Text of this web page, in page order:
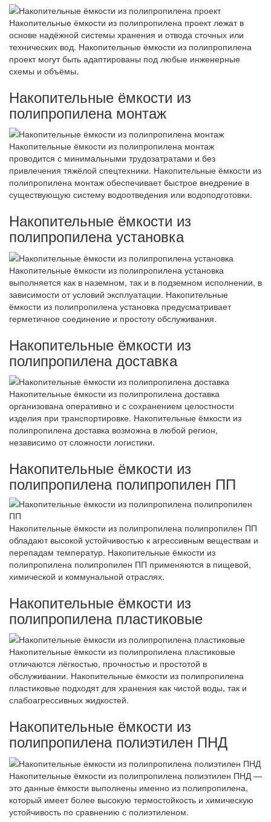
Накопительные ёмкости из полипропилена проект лежат в
основе надёжной системы хранения и отвода сточных или
технических вод. Накопительные ёмкости из полипропилена
проект могут быть адаптированы под любые инженерные
схемы и объёмы.
Накопительные ёмкости из
полипропилена монтаж
Накопительные ёмкости из полипропилена монтаж
проводится с минимальными трудозатратами и без
привлечения тяжёлой спецтехники. Накопительные ёмкости из
полипропилена монтаж обеспечивает быстрое внедрение в
существующую систему водоотведения или водоподготовки.
Накопительные ёмкости из
полипропилена установка
Накопительные ёмкости из полипропилена установка
выполняется как в наземном, так и в подземном исполнении, в
зависимости от условий эксплуатации. Накопительные
ёмкости из полипропилена установка предусматривает
герметичное соединение и простоту обслуживания.
Накопительные ёмкости из
полипропилена доставка
Накопительные ёмкости из полипропилена доставка
организована оперативно и с сохранением целостности
изделия при транспортировке. Накопительные ёмкости из
полипропилена доставка возможна в любой регион,
независимо от сложности логистики.
Накопительные ёмкости из
полипропилена полипропилен ПП
Накопительные ёмкости из полипропилена полипропилен ПП
обладают высокой устойчивостью к агрессивным веществам и
перепадам температур. Накопительные ёмкости из
полипропилена полипропилен ПП применяются в пищевой,
химической и коммунальной отраслях.
Накопительные ёмкости из
полипропилена пластиковые
Накопительные ёмкости из полипропилена пластиковые
отличаются лёгкостью, прочностью и простотой в
обслуживании. Накопительные ёмкости из полипропилена
пластиковые подходят для хранения как чистой воды, так и
слабоагрессивных жидкостей.
Накопительные ёмкости из
полипропилена полиэтилен ПНД
Накопительные ёмкости из полипропилена полиэтилен ПНД —
это данные ёмкости выполнены именно из полипропилена,
который имеет более высокую термостойкость и химическую
устойчивость по сравнению с полиэтиленом.